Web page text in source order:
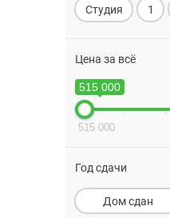
Студия 1
Цена за всё
515 000
515 000
Год сдачи
Дом сдан